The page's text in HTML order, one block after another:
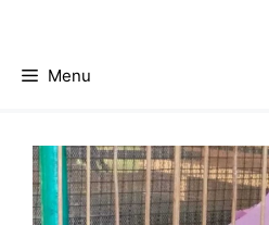
contentMenu